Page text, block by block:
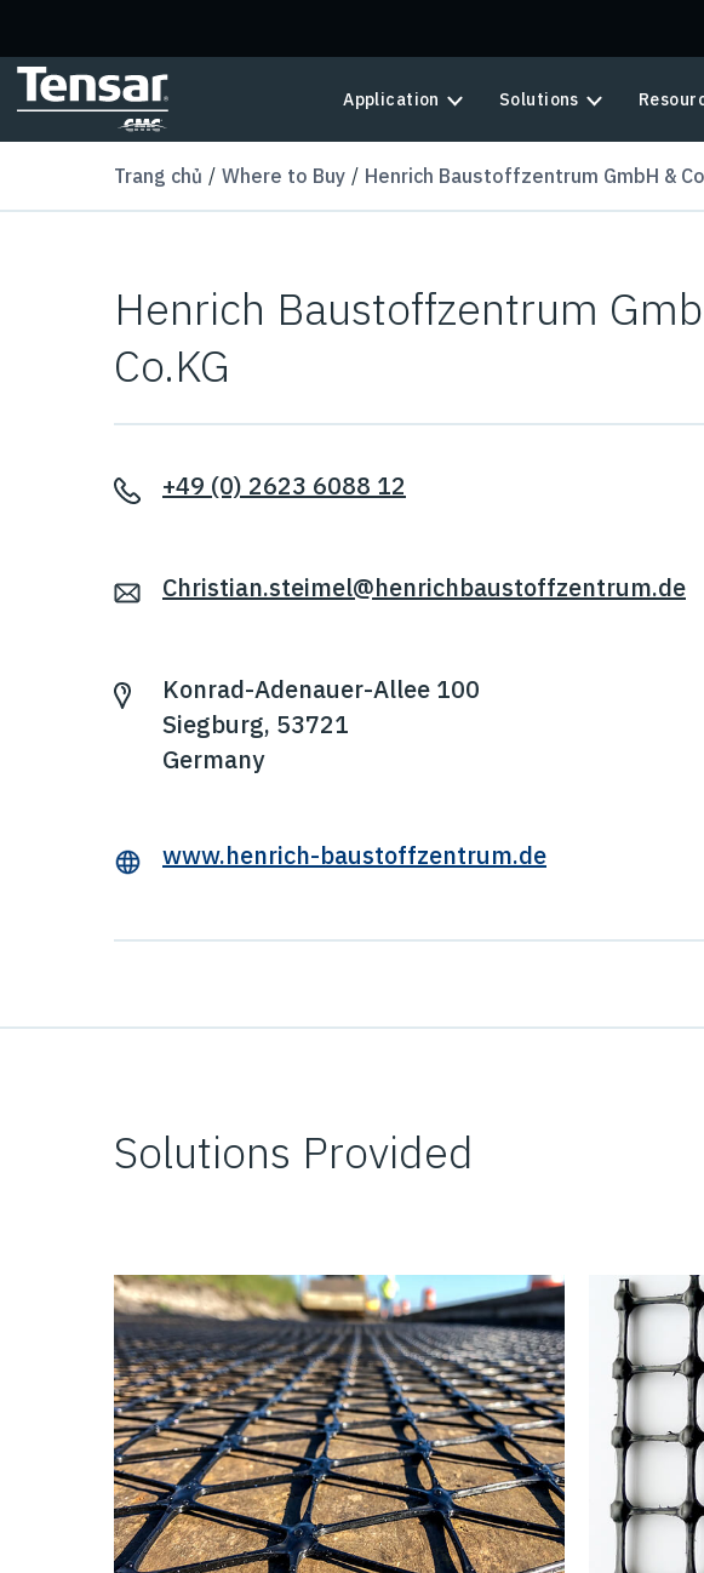
Application Solutions
Trang chủ Where to Buy Henrich Baustoffzentrum GmbH &
Henrich Baustoffzentrum
Co.KG
+49 (0) 2623 6088 12
Christian.steimel@henrichbaustoffzentrum.de
Konrad-Adenauer-Allee 100
Siegburg, 53721
Germany
www.henrich-baustoffzentrum.de
Solutions Provided